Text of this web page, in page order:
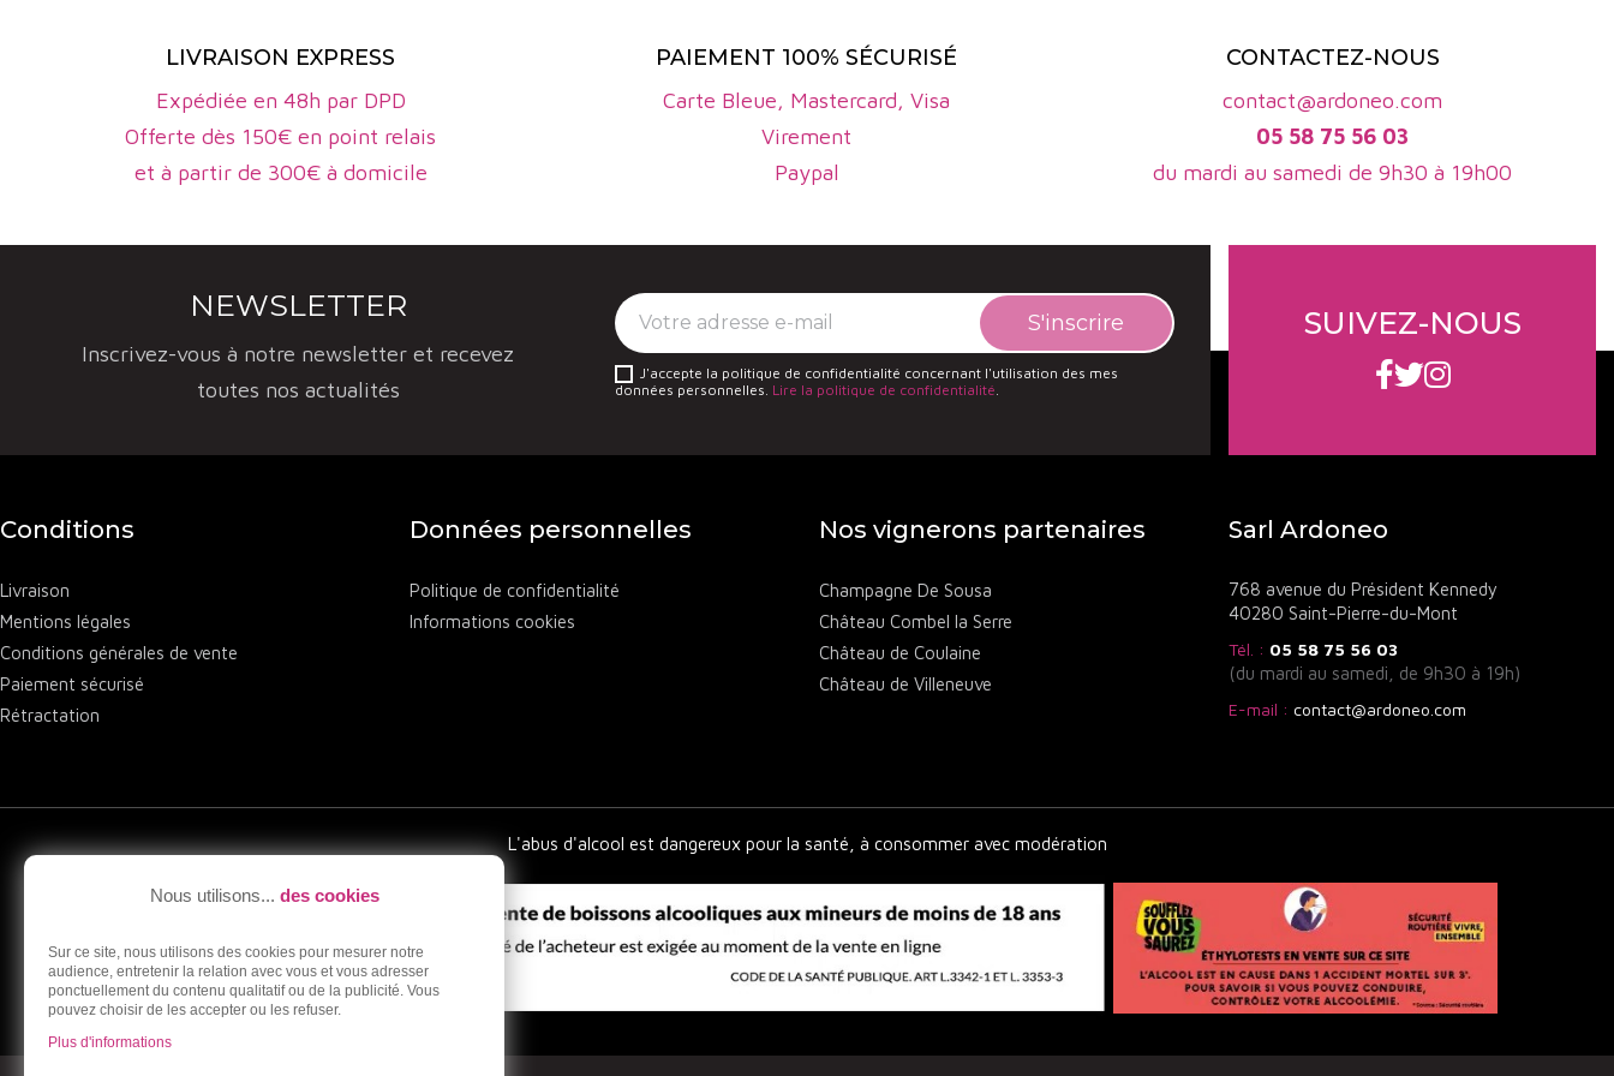
LIVRAISON EXPRESS
Expédiée en 48h par DPD
Offerte dès 150€ en point relais
et à partir de 300€ à domicile
PAIEMENT 100% SÉCURISÉ
Carte Bleue, Mastercard, Visa
Virement
Paypal
CONTACTEZ-NOUS
contact@ardoneo.com
05 58 75 56 03
du mardi au samedi de 9h30 à 19h00
NEWSLETTER
Inscrivez-vous à notre newsletter et recevez
toutes nos actualités
J'accepte la politique de confidentialité concernant l'utilisation des mes
données personnelles. Lire la politique de confidentialité.
SUIVEZ-NOUS
Conditions
Livraison
Mentions légales
Conditions générales de vente
Paiement sécurisé
Rétractation
Données personnelles
Politique de confidentialité
Informations cookies
Nos vignerons partenaires
Champagne De Sousa
Château Combel la Serre
Château de Coulaine
Château de Villeneuve
Chateau Rousset
Clos de la Barthassade
Clos Marie
Clos Thou
Domaine Antoine Sanzay
Domaine d'Aupilhac
Sarl Ardoneo
768 avenue du Président Kennedy
40280 Saint-Pierre-du-Mont
Tél. : 05 58 75 56 03
(du mardi au samedi, de 9h30 à 19h)
E-mail : contact@ardoneo.com
L'abus d'alcool est dangereux pour la santé, à consommer avec modération
Nous utilisons... des cookies
Sur ce site, nous utilisons des cookies pour mesurer notre
audience, entretenir la relation avec vous et vous adresser
ponctuellement du contenu qualitatif ou de la publicité. Vous
pouvez choisir de les accepter ou les refuser.
Plus d'informations